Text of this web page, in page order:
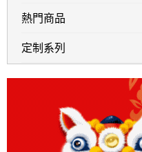
熱門商品
定制系列